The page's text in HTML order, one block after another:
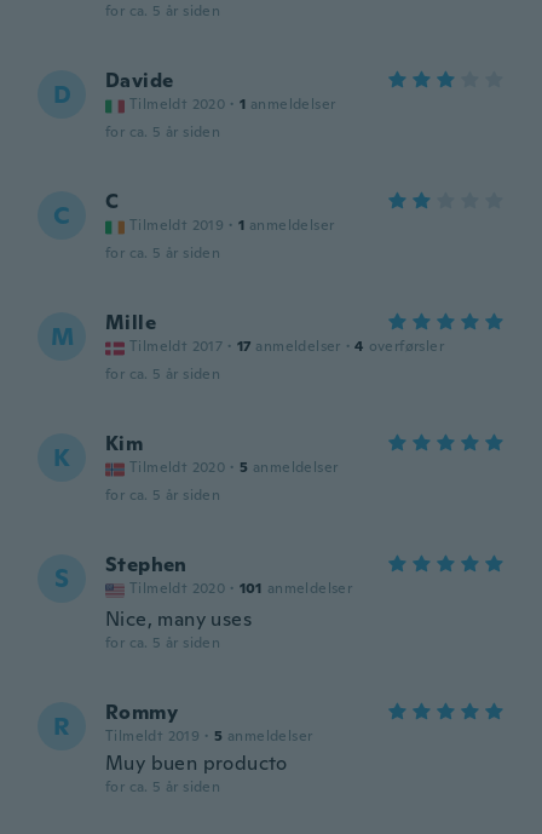
for ca. 5 år siden
D Davide
Tilmeldt 2020 · 1 anmeldelser
for ca. 5 år siden
C C
Tilmeldt 2019 · 1 anmeldelser
for ca. 5 år siden
M Mille
Tilmeldt 2017 · 17 anmeldelser · 4 overførsler
for ca. 5 år siden
K Kim
Tilmeldt 2020 · 5 anmeldelser
for ca. 5 år siden
S Stephen
Tilmeldt 2020 · 101 anmeldelser
Nice, many uses
for ca. 5 år siden
R Rommy
Tilmeldt 2019 · 5 anmeldelser
Muy buen producto
for ca. 5 år siden